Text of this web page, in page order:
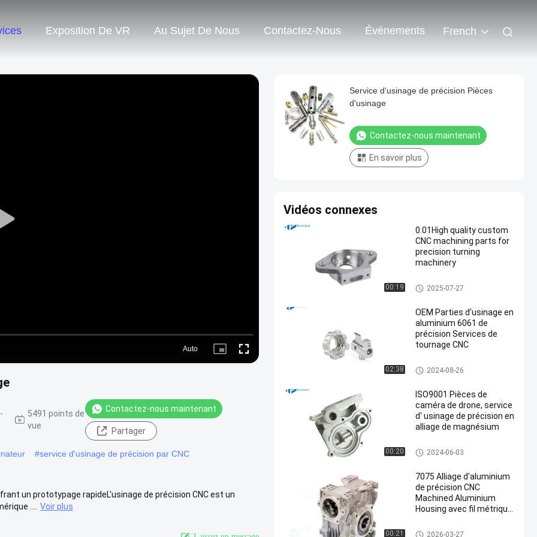
Exposition De VR Au Sujet De Nous Contactez-Nous Événements French
Play
Auto
Picture- Fullscreen
5491 points de
vue
Contactez-nous maintenant
Partager
#service d'usinage de précision par CNC
un prototypage rapideL'usinage de précision CNC est un
....
Voir plus
Service d'usinage de précision Pièces
d'usinage
Contactez-nous maintenant
En savoir plus
Vidéos connexes
00:19
0.01High quality custom
CNC machining parts for
precision turning
machinery
usinage de précision de comm
ande numérique par ordinateu
2025-07-27
02:38
OEM Parties d'usinage en
aluminium 6061 de
précision Services de
tournage CNC
usinage de précision de comm
ande numérique par ordinateu
2024-08-26
00:20
ISO9001 Pièces de
caméra de drone, service
d' usinage de précision en
alliage de magnésium
usinage de précision de comm
ande numérique par ordinateu
2024-06-03
00:21
7075 Alliage d'aluminium
de précision CNC
Machined Aluminium
Housing avec fil métrique
excellente durabilité pour
usinage de précision de comm
2026-03-27